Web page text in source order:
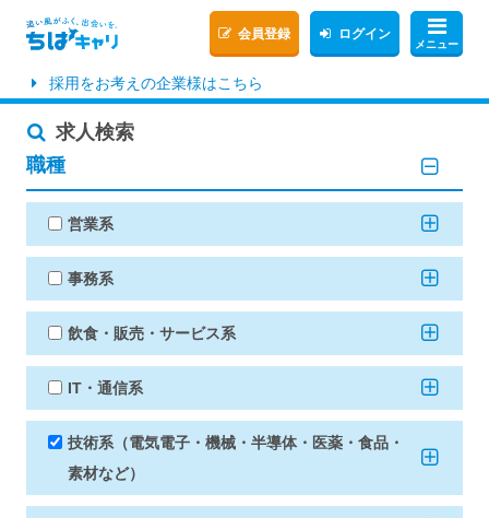
メニュー
会員登録 ログイン
採用をお考えの企業様はこちら
求人検索
職種
営業系
事務系
飲食・販売・サービス系
IT・通信系
技術系（電気電子・機械・半導体・医薬・食品・
素材など）